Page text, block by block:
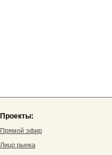
Проекты:
Прямой эфир
Лицо рынка